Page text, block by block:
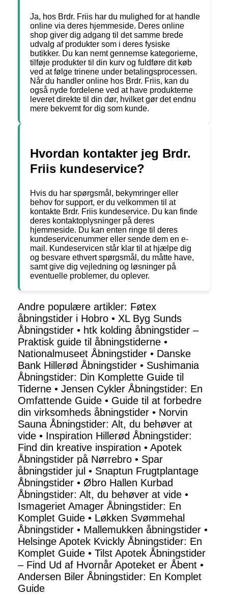
Ja, hos Brdr. Friis har du mulighed for at handle
online via deres hjemmeside. Deres online
shop giver dig adgang til det samme brede
udvalg af produkter som i deres fysiske
butikker. Du kan nemt gennemse kategorierne,
tilføje produkter til din kurv og fuldføre dit køb
ved at følge trinene under betalingsprocessen.
Når du handler online hos Brdr. Friis, kan du
også nyde fordelene ved at have produkterne
leveret direkte til din dør, hvilket gør det endnu
mere bekvemt for dig som kunde.
Hvordan kontakter jeg Brdr.
Friis kundeservice?
Hvis du har spørgsmål, bekymringer eller
behov for support, er du velkommen til at
kontakte Brdr. Friis kundeservice. Du kan finde
deres kontaktoplysninger på deres
hjemmeside. Du kan enten ringe til deres
kundeservicenummer eller sende dem en e-
mail. Kundeservicen står klar til at hjælpe dig
og besvare ethvert spørgsmål, du måtte have,
samt give dig vejledning og løsninger på
eventuelle problemer, du oplever.
Andre populære artikler: Føtex
åbningstider i Hobro • XL Byg Sunds
Åbningstider • htk kolding åbningstider –
Praktisk guide til åbningstiderne •
Nationalmuseet Åbningstider • Danske
Bank Hillerød Åbningstider • Sushimania
Åbningstider: Din Komplette Guide til
Tiderne • Jensen Cykler Åbningstider: En
Omfattende Guide • Guide til at forbedre
din virksomheds åbningstider • Norvin
Sauna Åbningstider: Alt, du behøver at
vide • Inspiration Hillerød Åbningstider:
Find din kreative inspiration • Apotek
Åbningstider på Nørrebro • Spar
åbningstider jul • Snaptun Frugtplantage
Åbningstider • Øbro Hallen Kurbad
Åbningstider: Alt, du behøver at vide •
Ismageriet Amager Åbningstider: En
Komplet Guide • Løkken Svømmehal
Åbningstider • Mallemukken åbningstider •
Helsinge Apotek Kvickly Åbningstider: En
Komplet Guide • Tilst Apotek Åbningstider
– Find Ud af Hvornår Apoteket er Åbent •
Andersen Biler Åbningstider: En Komplet
Guide